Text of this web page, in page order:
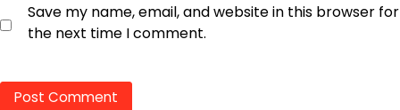
Save my name, email, and website in this browser for
the next time I comment.